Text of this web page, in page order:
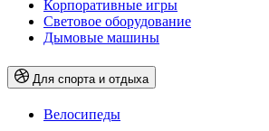
Корпоративные игры
Световое оборудование
Дымовые машины
Для спорта и отдыха
Велосипеды